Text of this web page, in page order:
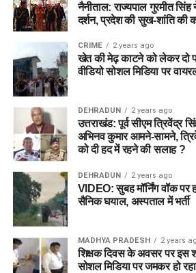
नैनीताल: राज्यपाल गुरमीत सिंह
दर्शन, प्रदेश की सुख-शांति की
CRIME 2 years ago
खेत की मेढ़ काटने को लेकर दो
वीडियो सोशल मिडिया पर
DEHRADUN 2 years ago
उत्तराखंड: पूर्व सीएम त्रिवेंद्र
अभिनव कुमार आमने-सामने,
को दी हद में रहने की सलाह ?
DEHRADUN 2 years ago
VIDEO: सुबह मॉर्निंग वॉक पर
सैनिक घयाल, अस्पताल में भर्ती
MADHYA PRADESH 2 years
शिक्षक दिवस के अवसर पर इस
सोशल मिडिया पर जमकर हो